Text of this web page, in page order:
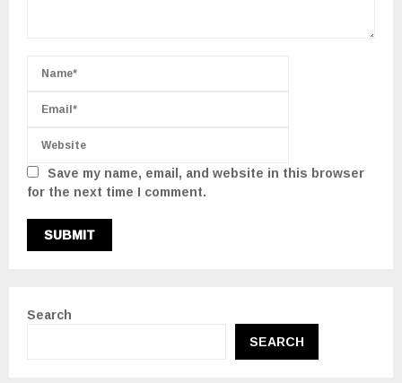
Save my name, email, and website in this browser
for the next time I comment.
Search
SEARCH